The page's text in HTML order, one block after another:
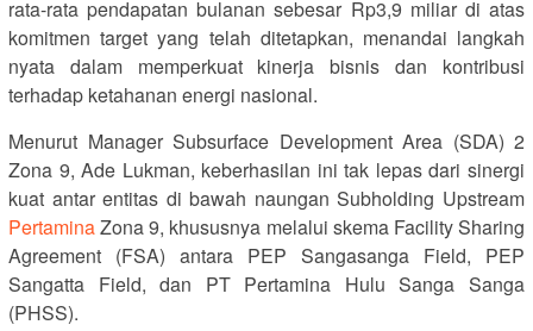
rata-rata pendapatan bulanan sebesar Rp3,9 miliar di atas
komitmen target yang telah ditetapkan, menandai langkah
nyata dalam memperkuat kinerja bisnis dan kontribusi
terhadap ketahanan energi nasional.
Menurut Manager Subsurface Development Area (SDA) 2
Zona 9, Ade Lukman, keberhasilan ini tak lepas dari sinergi
kuat antar entitas di bawah naungan Subholding Upstream
PertaminaZona 9, khususnya melalui skema Facility Sharing
Agreement (FSA) antara PEP Sangasanga Field, PEP
Sangatta Field, dan PT Pertamina Hulu Sanga Sanga
(PHSS).